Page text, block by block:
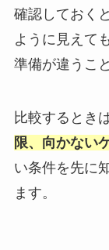
確認しておく
ように見えて
準備が違うこ
比較するとき
限、向かない
い条件を先に
ます。